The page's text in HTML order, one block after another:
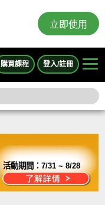
立即使用
購買課程 登入/註冊
活動期間：7/31 ~ 8/28